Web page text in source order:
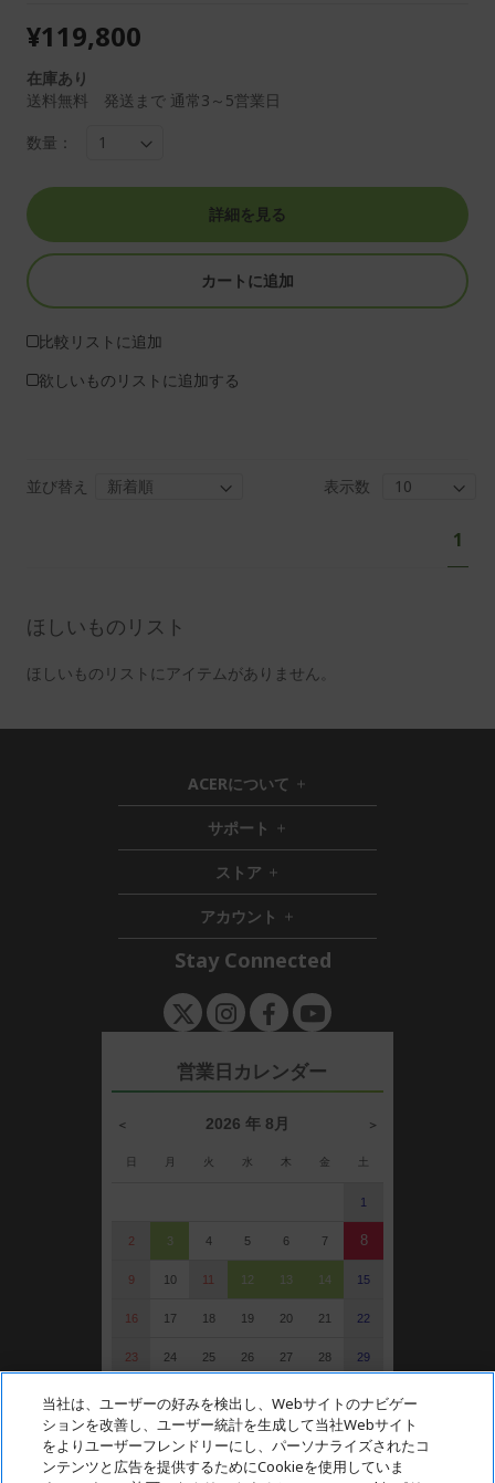
¥119,800
在庫あり
送料無料 発送まで 通常3～5営業日
数量：
詳細を見る
カートに追加
比較リストに追加
欲しいものリストに追加する
並び替え
表示数
ジ
あ
な
ー
1
ほしいものリスト
ほしいものリストにアイテムがありません。
ACERについて h
i
d
n
サポート
h
i
d
d
e
n
ストア h
i
d
d
e
アカウント
h
i
d
e
n
Stay Connected
営業日カレンダー
＞
＜ 2026 年 8月
日 月 火 水 木 金 土
1
2 3 4 5 6 7 8
9 10 11 12 13 14 15
16 17 18 19 20 21 22
23 24 25 26 27 28 29
30 31
: 定休日（受注可）
: 受注・お問い合わせのみ
当社は、ユーザーの好みを検出し、Webサイトのナビゲー
ションを改善し、ユーザー統計を生成して当社Webサイト
をよりユーザーフレンドリーにし、パーソナライズされたコ
ンテンツと広告を提供するためにCookieを使用していま